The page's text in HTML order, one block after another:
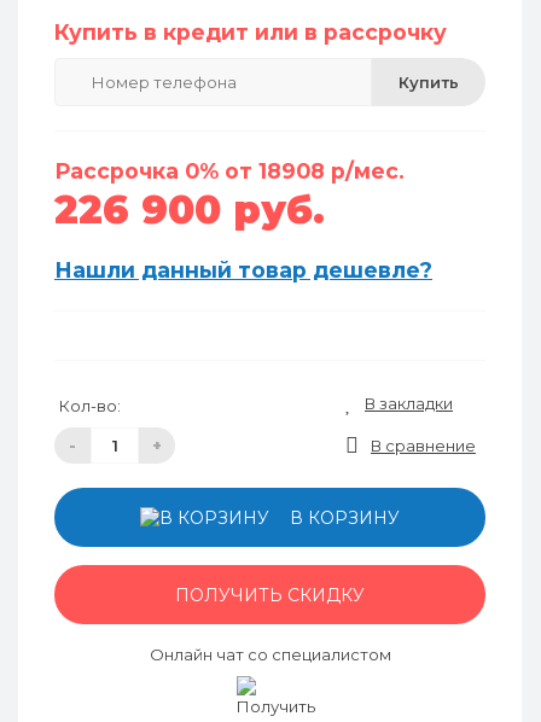
Купить в кредит или в рассрочку
Купить
Рассрочка 0% от 18908 р/мес.
226 900 руб.
Нашли данный товар дешевле?
Кол-во:
- +
В закладки
В сравнение
В КОРЗИНУ
ПОЛУЧИТЬ СКИДКУ
Онлайн чат со специалистом